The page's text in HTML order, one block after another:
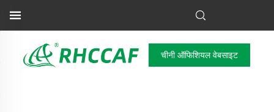
चीनी ऑफिशियल वेबसाइट